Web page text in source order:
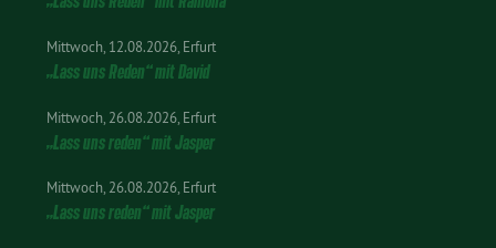
Mittwoch 12.08.2026 Erfurt
„Lass uns Reden“ mit David
Mittwoch 26.08.2026 Erfurt
„Lass uns reden“ mit Jasper
Mittwoch 26.08.2026 Erfurt
„Lass uns reden“ mit Jasper